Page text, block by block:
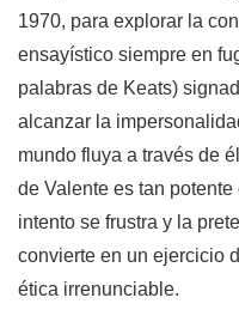
1970, para explorar la
ensayístico siempre en
palabras de Keats)
alcanzar la
mundo fluya a través de
de Valente es tan
intento se frustra y la
convierte en un ejercicio
ética irrenunciable.